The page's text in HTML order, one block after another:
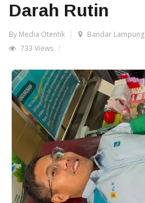
Darah Rutin
By Media Otentik Bandar Lampung
733 Views